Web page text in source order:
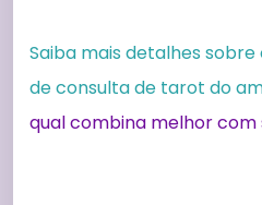
Saiba mais detalhes
de consulta de tarot do
qual combina melhor com